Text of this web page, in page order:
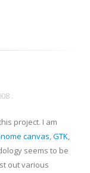
.
project. I am
canvas,GTK,
seems to be
out various